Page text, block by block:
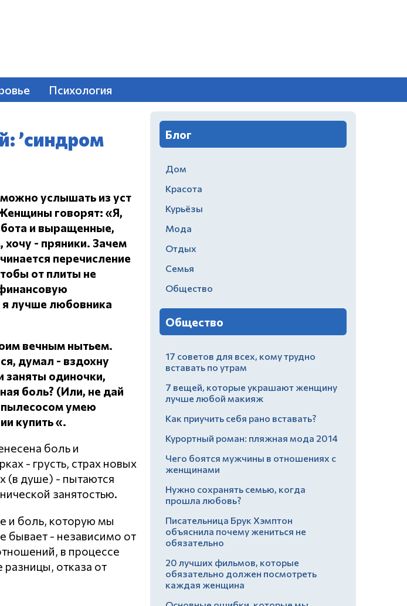
Психология
’синдром
услышать из уст
говорят: «Я,
и выращенные,
хочу - пряники. Зачем
перечисление
от плиты не
я лучше любовника
вечным нытьем.
думал - вздохну
заняты одиночки,
боль? (Или, не дай
умею
купить «.
боль и
- грусть, страх новых
(в душе) - пытаются
занятостью.
и боль, которую мы
бывает - независимо от
в процессе
разницы, отказа от
Блог
Дом
Красота
Курьёзы
Мода
Отдых
Семья
Общество
Общество
17 советов для всех, кому трудно
вставать по утрам
7 вещей, которые украшают женщину
лучше любой макияж
Как приучить себя рано вставать?
Курортный роман: пляжная мода 2014
Чего боятся мужчины в отношениях с
женщинами
Нужно сохранять семью, когда
прошла любовь?
Писательница Брук Хэмптон
объяснила почему жениться не
обязательно
20 лучших фильмов, которые
обязательно должен посмотреть
каждая женщина